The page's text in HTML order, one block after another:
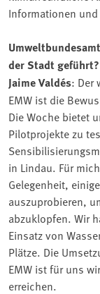
Informationen
der Stadt geführt?
Jaime Valdés: Der
EMW ist die
Die Woche bietet
Pilotprojekte zu
in Lindau. Für
Gelegenheit,
auszuprobieren,
abzuklopfen. Wir
Einsatz von
Plätze. Die
EMW ist für uns
erreichen.